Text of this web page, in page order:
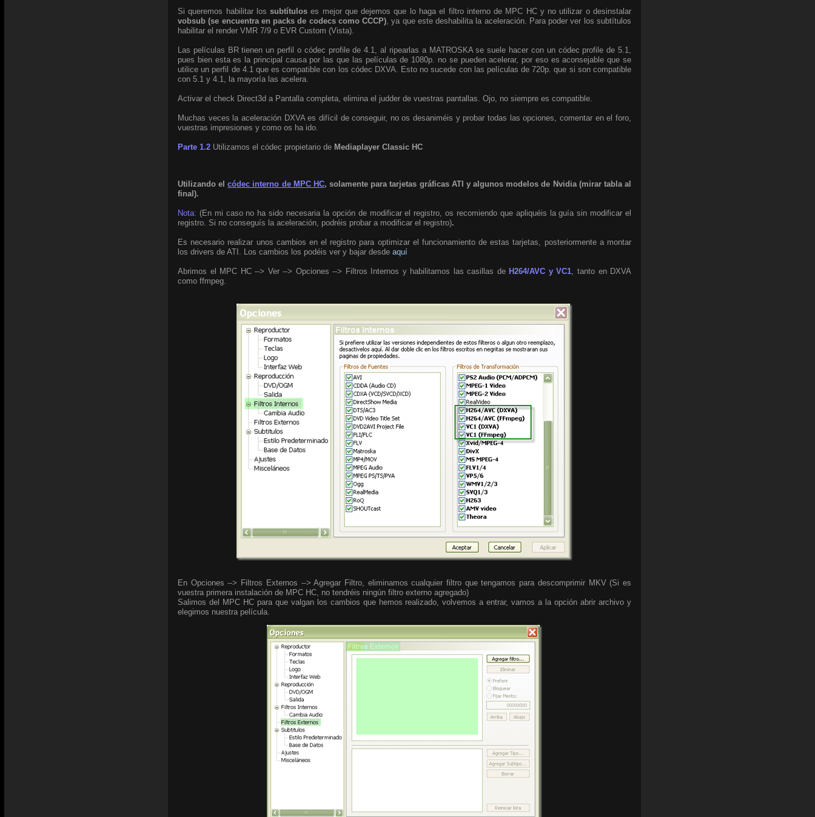
Si queremos habilitar lossubtítulos es mejor que dejemos que lo haga el filtro interno de MPC HC y no utilizar o desinstalar
vobsub (se encuentra en packs de codecs como CCCP) , ya que este deshabilita la aceleración. Para poder ver los subtítulos
habilitar el render VMR 7/9 o EVR Custom (Vista).
Las películas BR tienen un perfil o códec profile de 4.1, al ripearlas a MATROSKA se suele hacer con un códec profile de 5.1,
pues bien esta es la principal causa por las que las películas de 1080p. no se pueden acelerar, por eso es aconsejable que se
utilice un perfil de 4.1 que es compatible con los códec DXVA. Esto no sucede con las películas de 720p. que si son compatible
con 5.1 y 4.1, la mayoría las acelera.
Activar el check Direct3d a Pantalla completa, elimina el judder de vuestras pantallas. Ojo, no siempre es compatible.
Muchas veces la aceleración DXVA es difícil de conseguir, no os desaniméis y probar todas las opciones, comentar en el foro,
vuestras impresiones y como os ha ido.
Parte 1.2 Utilizamos el códec propietario de Mediaplayer Classic HC
Utilizando elcódec interno de MPC HC, solamente para tarjetas gráficas ATI y algunos modelos de Nvidia (mirar tabla al
final).
Nota: (En mi caso no ha sido necesaria la opción de modificar el registro, os recomiendo que apliquéis la guía sin modificar el
registro. Si no conseguís la aceleración, podréis probar a modificar el registro).
Es necesario realizar unos cambios en el registro para optimizar el funcionamiento de estas tarjetas, posteriormente a montar
los drivers de ATI. Los cambios los podéis ver y bajar desde aquí
Abrimos el MPC HC --> Ver --> Opciones --> Filtros Internos y habilitamos las casillas deH264/AVC y VC1 , tanto en DXVA
como ffmpeg.
En Opciones --> Filtros Externos --> Agregar Filtro, eliminamos cualquier filtro que tengamos para descomprimir MKV (Si es
vuestra primera instalación de MPC HC, no tendréis ningún filtro externo agregado)
Salimos del MPC HC para que valgan los cambios que hemos realizado, volvemos a entrar, vamos a la opción abrir archivo y
elegimos nuestra película.